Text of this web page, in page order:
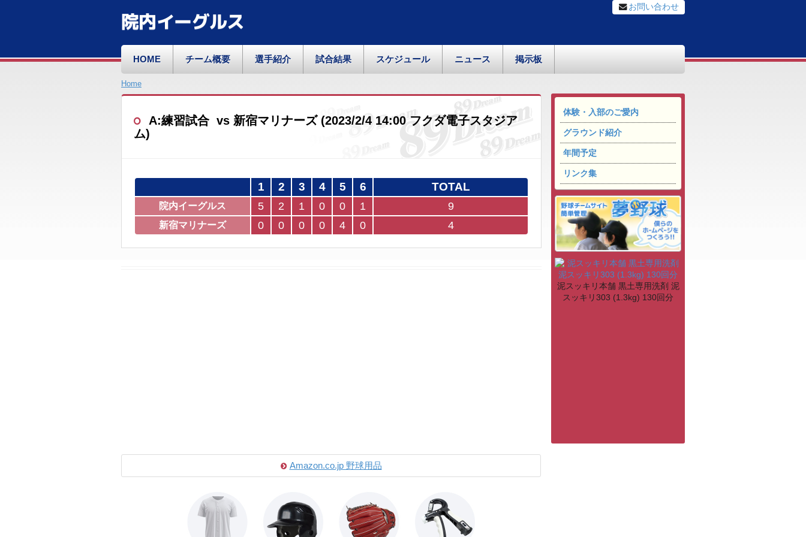
院内イーグルス
お問い合わせ
HOME チーム概要 選手紹介 試合結果 スケジュール ニュース 掲示板
体験・入部のご愛内
グラウンド紹介
年間予定
リンク集
泥スッキリ本舗 黒土専用洗剤 泥
スッキリ303 (1.3kg) 130回分
Home
A:練習試合 vs 新宿マリナーズ (2023/2/4 14:00 フクダ電子スタジア
ム)
1 2 3 4 5 6 TOTAL
院内イーグルス 5 2 1 0 0 1 9
新宿マリナーズ 0 0 0 0 4 0 4
Amazon.co.jp 野球用品